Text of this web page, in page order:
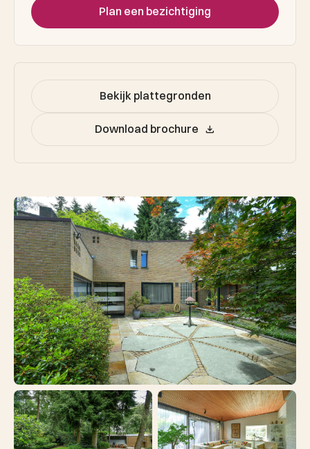
Plan een bezichtiging
Bekijk plattegronden
Download brochure